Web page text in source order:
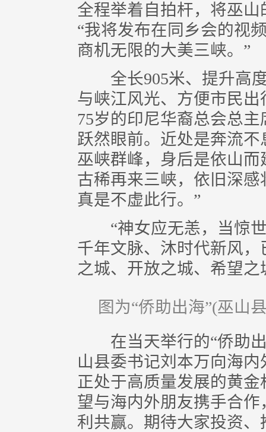
全程举着自拍杆，将巫
“我将发布在同乡会的视
商机无限的大美三峡。”
全长905米、提升高度
与峡江风光、方便市民
75岁的印尼华裔总会总
跃然眼前。近处是奔流
巫峡群峰，身后是依山
古稀再来三峡，依旧深
真是不虚此行。”
“神女应无恙，当惊世
千年文脉、沐时代新风
之城、开放之城、希望之
图为“侨助出海”(巫山
在当天举行的“侨助出
山县委书记刘本万向海
正处于高质量发展的黄
望与海内外朋友携手合
利共赢。期待大家投资